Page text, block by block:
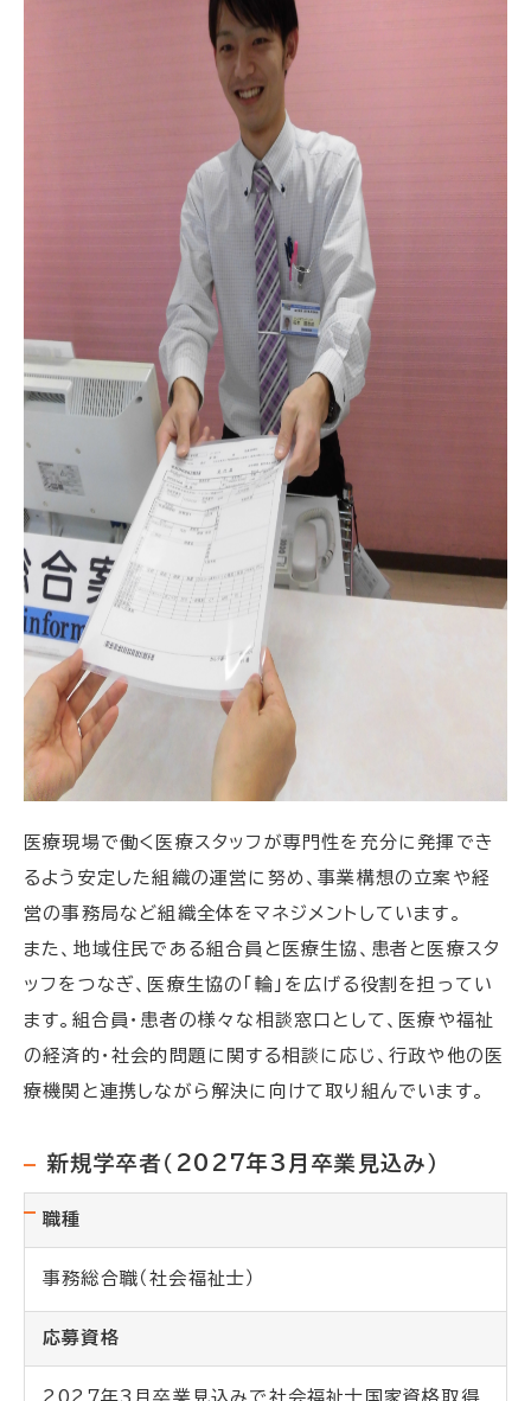
医療現場で働く医療スタッフが専門性を充分に発揮でき
るよう安定した組織の運営に努め、事業構想の立案や経
営の事務局など組織全体をマネジメントしています。
また、地域住民である組合員と医療生協、患者と医療スタ
ッフをつなぎ、医療生協の「輪」を広げる役割を担ってい
ます。組合員・患者の様々な相談窓口として、医療や福祉
の経済的・社会的問題に関する相談に応じ、行政や他の医
療機関と連携しながら解決に向けて取り組んでいます。
新規学卒者（2027年3月卒業見込み）
職種
事務総合職（社会福祉士）
応募資格
202７年3月卒業見込みで社会福祉士国家資格取得